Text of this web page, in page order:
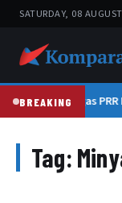
SATURDAY, 08
BREAKINGSatgas
Tag: